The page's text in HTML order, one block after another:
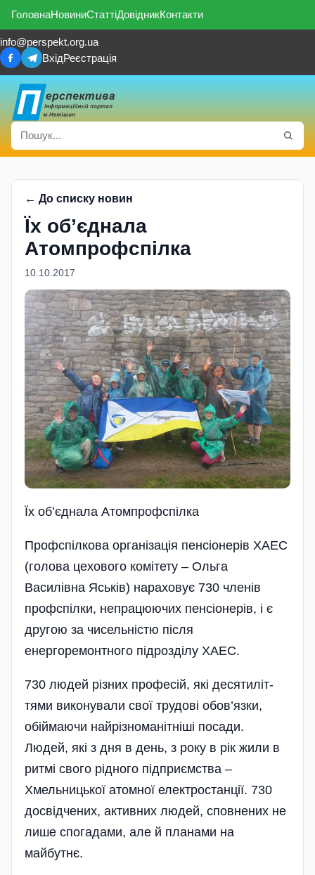
ГоловнаНовиниСтаттіДовідникКонтакти
info@perspekt.org.ua
ВхідРеєстрація
← До списку новин
Їх об’єднала
Атомпрофспілка
10.10.2017
Їх об’єднала Атомпрофспілка
Профспілкова організація пенсіонерів ХАЕС
(голова цехового комітету – Ольга
Василівна Яськів) нараховує 730 членів
профспілки, непрацюючих пенсіонерів, і є
другою за чисельністю після
енергоремонтного підрозділу ХАЕС.
730 людей різних профе­сій, які десятиліт­
тями виконували свої трудо­ві обов’язки,
обій­маючи най­різноманіт­ніші посади.
Людей, які з дня в день, з року в рік жили в
ритмі свого рід­ного­ підприєм­ства –
Хмельни­цької атомної елек­тростанції. 730
досвід­чених, активних людей, сповнених не
лише спогадами, але й планами на
майбутнє.